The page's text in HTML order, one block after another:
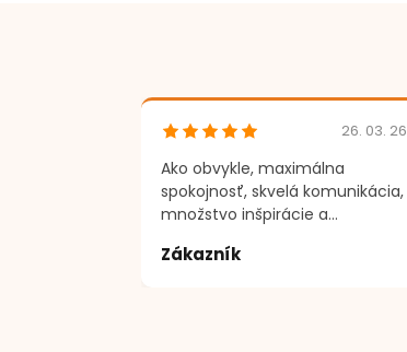
26. 03. 26
Ako obvykle, maximálna
spokojnosť, skvelá komunikácia,
množstvo inšpirácie a
;)
Zákazník